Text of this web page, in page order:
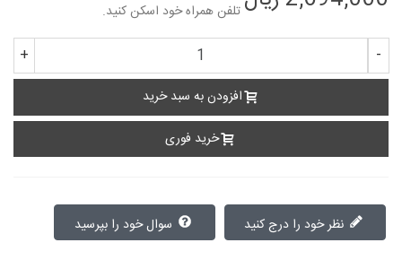
-
+
افزودن به سبد خرید
خرید فوری
نظر خود را درج کنید